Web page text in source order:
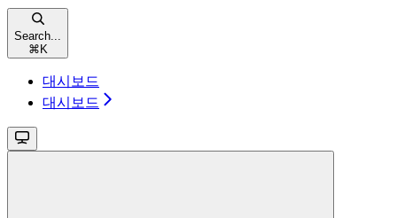
Search...
⌘ K
대시보드
대시보드